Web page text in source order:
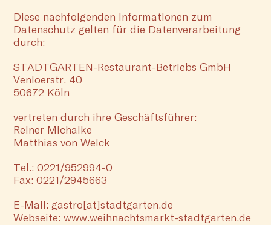
Diese nachfolgenden Informationen zum
Datenschutz gelten für die Datenverarbeitung
durch:
STADTGARTEN-Restaurant-Betriebs GmbH
Venloerstr. 40
50672 Köln
vertreten durch ihre Geschäftsführer:
Reiner Michalke
Matthias von Welck
Tel.: 0221/952994-0
Fax: 0221/2945663
E-Mail: gastro[at]stadtgarten.de
Webseite: www.weihnachtsmarkt-stadtgarten.de